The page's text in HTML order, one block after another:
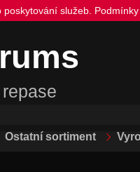
služeb.
Ostatní sortiment